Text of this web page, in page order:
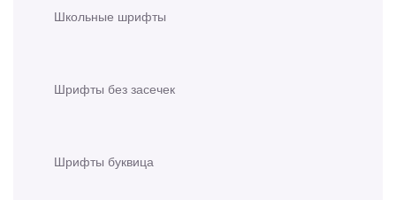
Школьные шрифты
Шрифты без засечек
Шрифты буквица